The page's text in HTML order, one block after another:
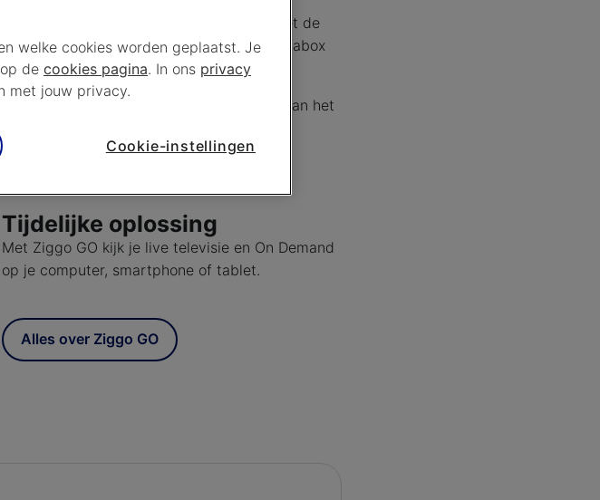
je gewoon vanaf de buitenkant: zuig met de
van de mediabox en kijk of de Mediabox
heeft zodat de ventilator de warmte van het
te heet wordt.
Tijdelijke oplossing
Met Ziggo GO kijk je live televisie en On Demand
op je computer, smartphone of tablet.
Alles over Ziggo GO
welke cookies worden geplaatst. Je
de cookies pagina. In ons privacy
met jouw privacy.
Cookie-instellingen